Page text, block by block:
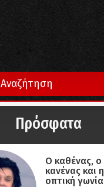
Πρόσφατα
Ο καθένας, ο
κανένας και η
οπτική γωνία